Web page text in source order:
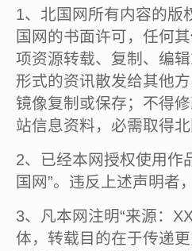
1、北国网所有内容的版
国网的书面许可，任何
项资源转载、复制、编
形式的资讯散发给其他
镜像复制或保存；不得
站信息资料，必需取得
2、已经本网授权使用作
国网”。违反上述声明者
3、凡本网注明“来源：
体，转载目的在于传递